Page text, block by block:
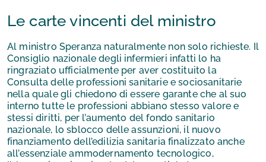
Le carte vincenti del ministro
Al ministro Speranza naturalmente non solo richieste. Il
Consiglio nazionale degli infermieri infatti lo ha
ringraziato ufficialmente per aver costituito la
Consulta delle professioni sanitarie e sociosanitarie
nella quale gli chiedono di essere garante che al suo
interno tutte le professioni abbiano stesso valore e
stessi diritti, per l’aumento del fondo sanitario
nazionale, lo sblocco delle assunzioni, il nuovo
finanziamento dell’edilizia sanitaria finalizzato anche
all’essenziale ammodernamento tecnologico,